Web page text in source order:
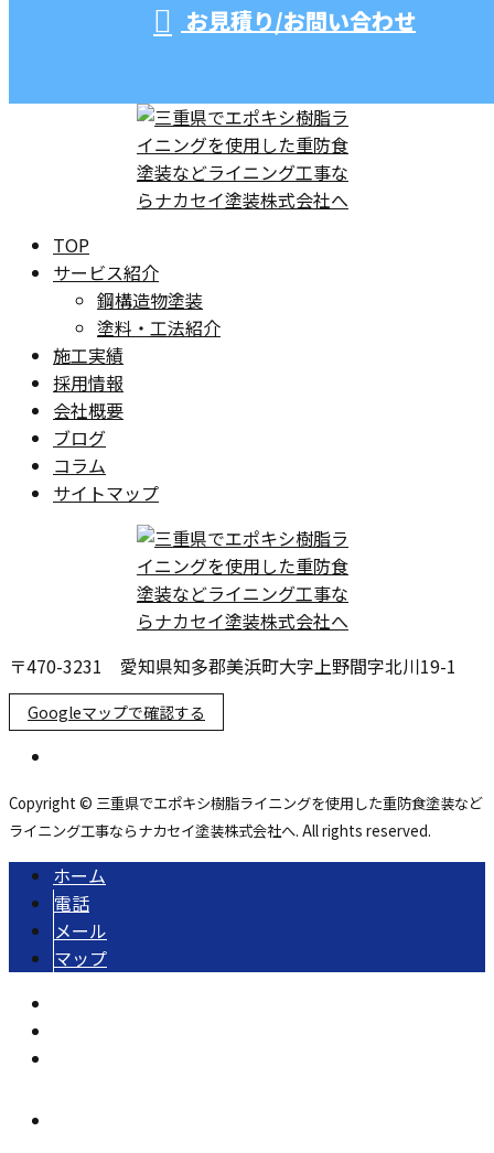
お見積り/お問い合わせ
TOP
サービス紹介
鋼構造物塗装
塗料・工法紹介
施工実績
採用情報
会社概要
ブログ
コラム
サイトマップ
〒470-3231 愛知県知多郡美浜町大字上野間字北川19-1
Googleマップで確認する
Copyright © 三重県でエポキシ樹脂ライニングを使用した重防食塗装など
ライニング工事ならナカセイ塗装株式会社へ. All rights reserved.
ホーム
電話
メール
マップ